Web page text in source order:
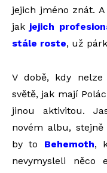
jejich jméno znát.
jak jejich
stále roste, už
V době, kdy
světě, jak mají
jinou aktivitou.
novém albu,
by to Behemoth,
nevymysleli něco